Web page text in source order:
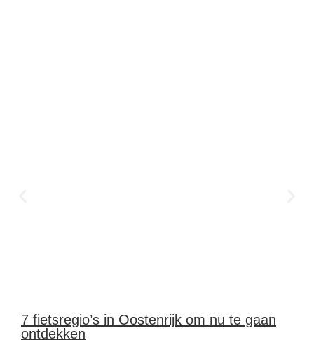
7 fietsregio’s in Oostenrijk om nu te gaan
ontdekken